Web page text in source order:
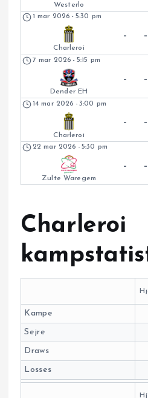
Westerlo
1 mar 2026 - 5:30 pm
Charleroi
- -
7 mar 2026 - 5:15 pm
Dender EH
- -
14 mar 2026 -3:00 pm
Charleroi
- -
22 mar 2026 -5:30 pm
Zulte Waregem
- -
Charleroi
Kampe
Sejre
Draws
Losses